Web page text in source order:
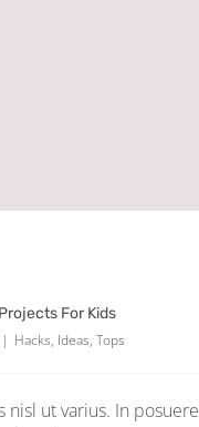
For Kids
| Hacks, Ideas, Tops
nisl ut varius. In posuere